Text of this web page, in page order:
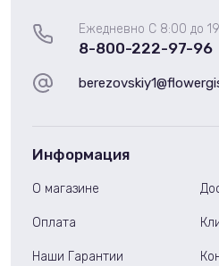
Ежедневно С 8:00 до
8-800-222-97-96
Информация
О магазине
Оплата
Наши Гарантии